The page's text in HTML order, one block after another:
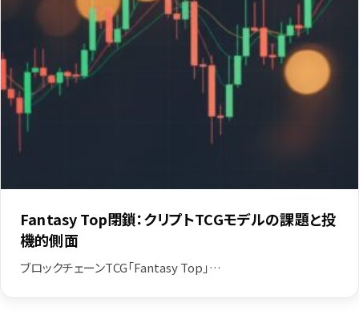
Fantasy Top閉鎖：クリプトTCGモデルの課題と投
機的側面
ブロックチェーンTCG「Fantasy Top」…